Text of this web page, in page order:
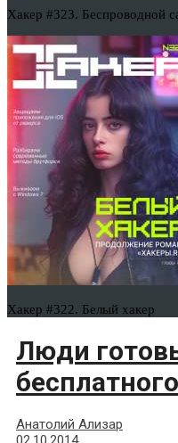
Хакер #323. Беспроводной
Хакер #322. Белый хакер
Люди
Анатолий Ализар